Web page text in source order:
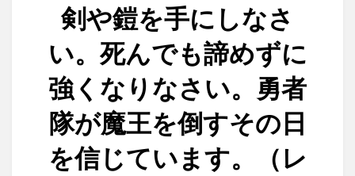
剣や鎧を手にしなさ
い。死んでも諦めずに
強くなりなさい。勇者
隊が魔王を倒すその日
を信じています。（レ